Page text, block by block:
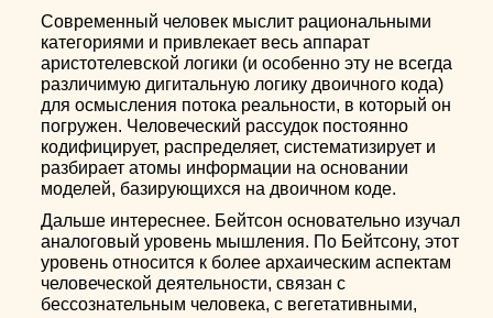
Современный человек мыслит рациональными
категориями и привлекает весь аппарат
аристотелевской логики (и особенно эту не всегда
различимую дигитальную логику двоичного кода)
для осмысления потока реальности, в который он
погружен. Человеческий рассудок постоянно
кодифицирует, распределяет, систематизирует и
разбирает атомы информации на основании
моделей, базирующихся на двоичном коде.
Дальше интереснее. Бейтсон основательно изучал
аналоговый уровень мышления. По Бейтсону, этот
уровень относится к более архаическим аспектам
человеческой деятельности, связан с
бессознательным человека, с вегетативными,